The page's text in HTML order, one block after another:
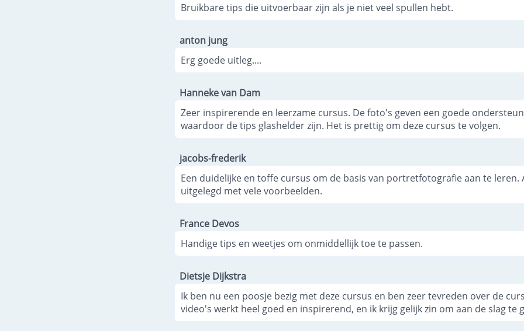
Bruikbare tips die uitvoerbaar zijn als je niet veel spullen hebt.
anton jung
Erg goede uitleg....
Hanneke van Dam
Zeer inspirerende en leerzame cursus. De foto's geven een goede
waardoor de tips glashelder zijn. Het is prettig om deze cursus te volgen.
jacobs-frederik
Een duidelijke en toffe cursus om de basis van portretfotografie aan te leren.
uitgelegd met vele voorbeelden.
France Devos
Handige tips en weetjes om onmiddellijk toe te passen.
Dietsje Dijkstra
Ik ben nu een poosje bezig met deze cursus en ben zeer tevreden over de
video's werkt heel goed en inspirerend, en ik krijg gelijk zin om aan de slag te